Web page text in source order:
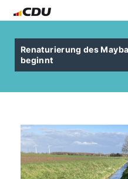
Renaturierung des
beginnt